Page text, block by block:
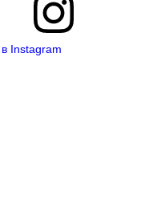
Instagram